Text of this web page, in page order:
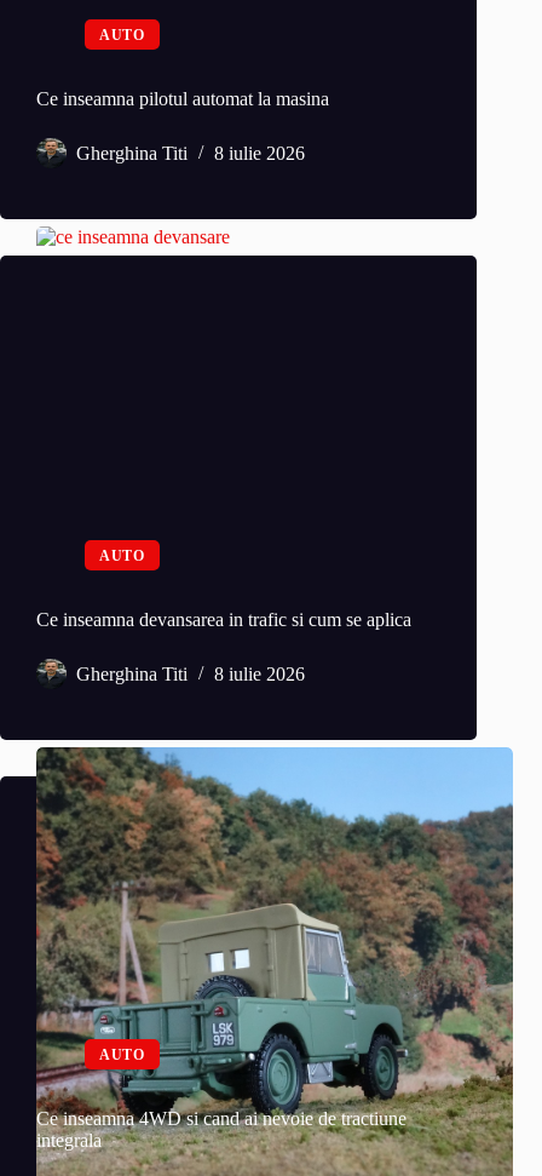
AUTO
Ce inseamna pilotul automat la masina
Gherghina Titi 8 iulie 2026
AUTO
Ce inseamna devansarea in trafic si cum se aplica
Gherghina Titi 8 iulie 2026
AUTO
Ce inseamna 4WD si cand ai nevoie de tractiune
integrala